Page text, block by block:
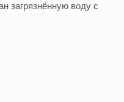
загрязнённую воду с